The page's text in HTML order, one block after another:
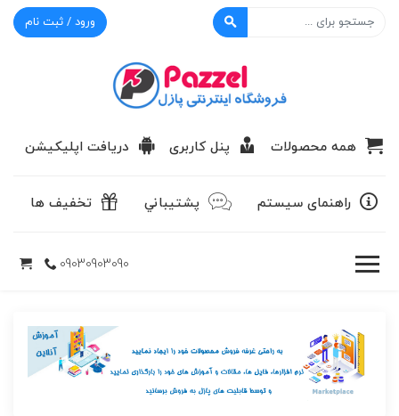
ورود / ثبت نام
همه محصولات پنل کاربری دریافت اپلیکیشن
راهنمای سیستم پشتيباني تخفیف ها
09030903090